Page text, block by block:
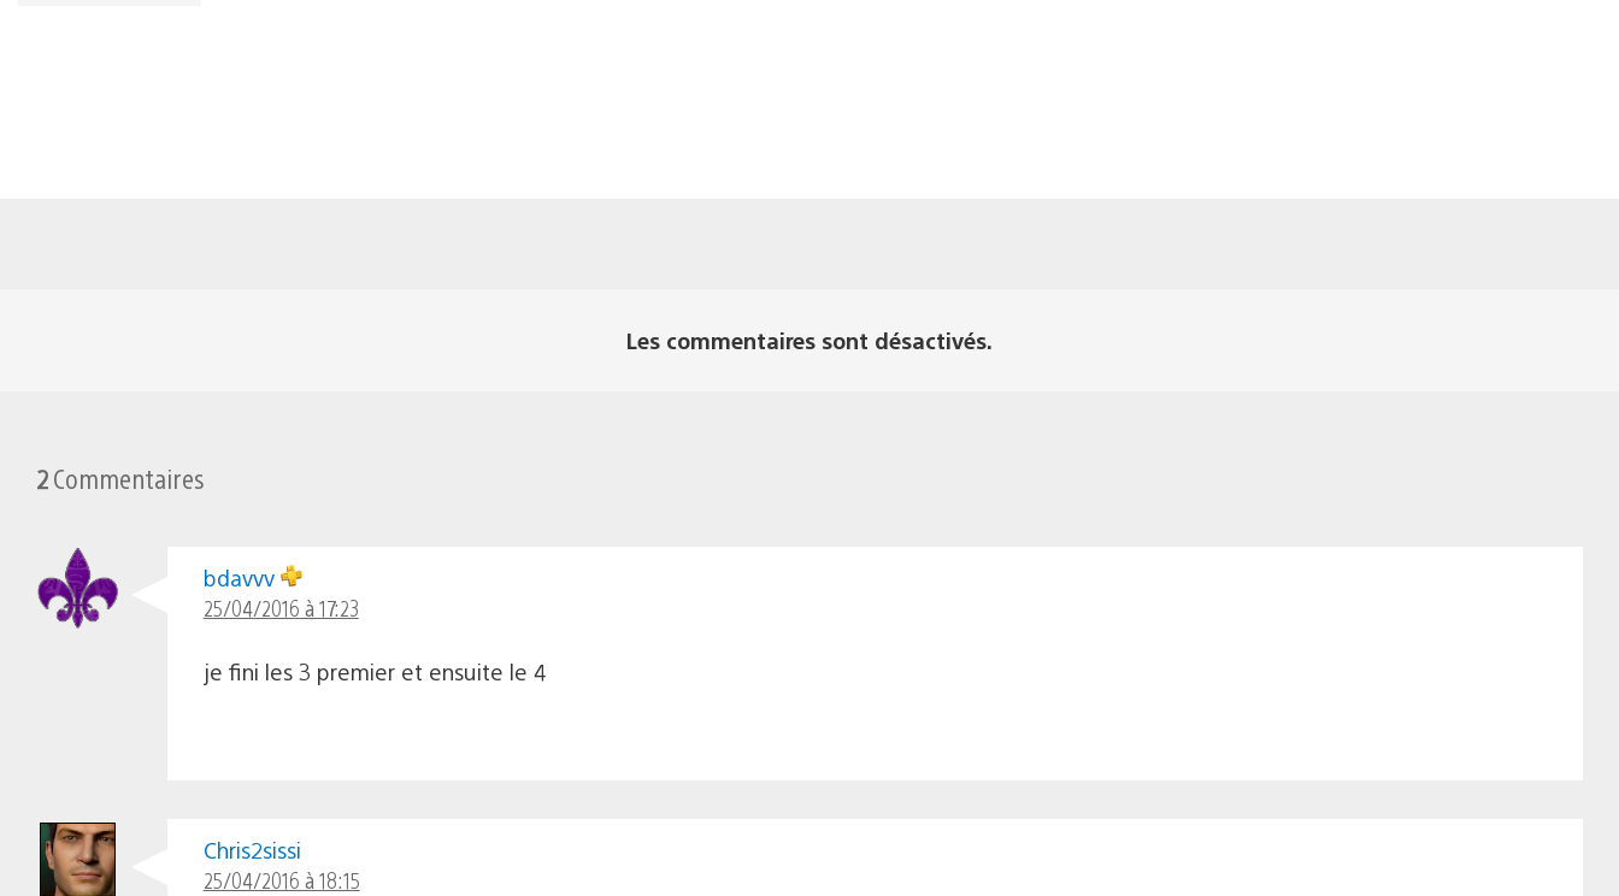
Les commentaires sont désactivés.
2Commentaires
bdavvv
25/04/2016 à 17:23
je fini les 3 premier et ensuite le 4
Chris2sissi
25/04/2016 à 18:15